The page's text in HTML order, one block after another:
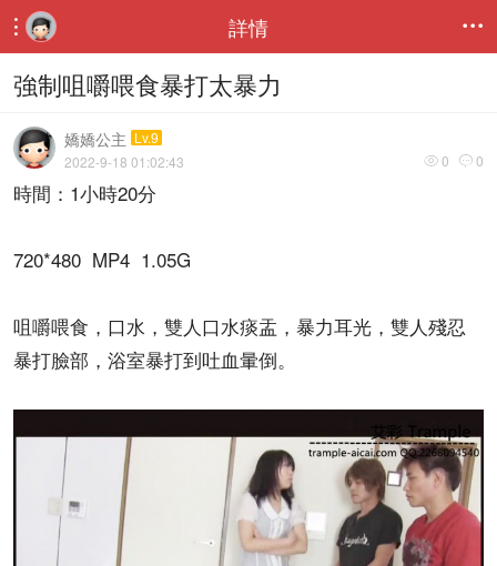
 詳情 
強制咀嚼喂食暴打太暴力
嬌嬌公主 Lv.9
 0  0
2022-9-18 01:02:43
時間：1小時20分
720*480 MP4 1.05G
咀嚼喂食，口水，雙人口水痰盂，暴力耳光，雙人殘忍
暴打臉部，浴室暴打到吐血暈倒。